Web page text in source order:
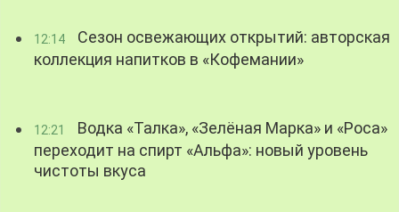
12:14
Сезон освежающих открытий: авторская
коллекция напитков в «Кофемании»
12:21
Водка «Талка», «Зелёная Марка» и «Роса»
переходит на спирт «Альфа»: новый уровень
чистоты вкуса